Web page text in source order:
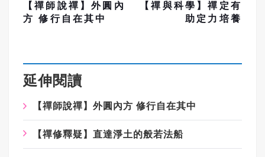
【禪師說禪】外圓內
方 修行自在其中
【禪與科學】禪定有
助定力培養
延伸閱讀
【禪師說禪】外圓內方 修行自在其中
【禪修釋疑】直達淨土的般若法船